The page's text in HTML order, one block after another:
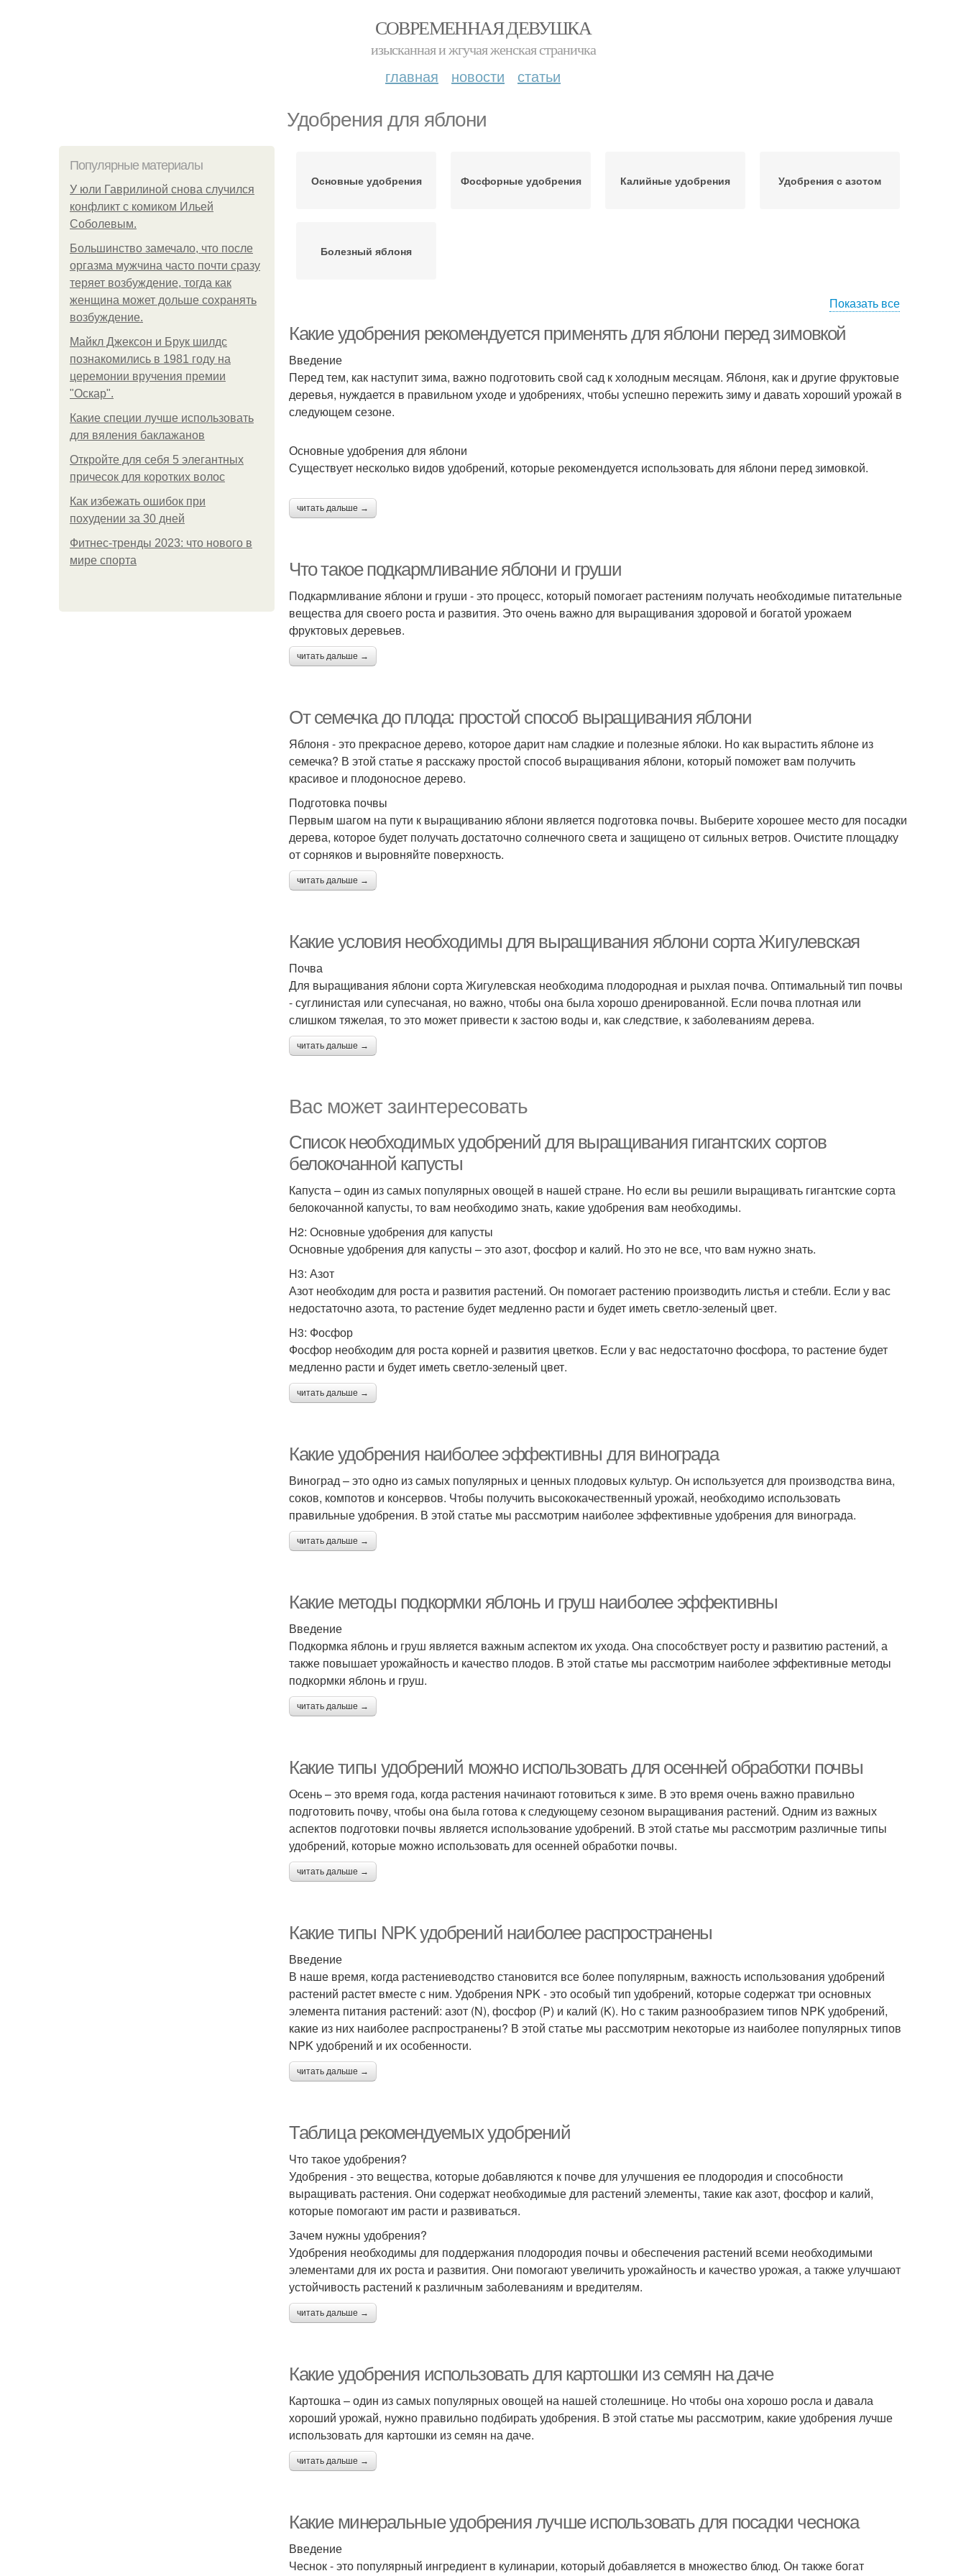
СОВРЕМЕННАЯ ДЕВУШКА
изысканная и жгучая женская страничка
главная новости статьи
Удобрения для яблони
Популярные материалы
У юли Гаврилиной снова случился
конфликт с комиком Ильей
Соболевым.
Большинство замечало, что после
оргазма мужчина часто почти сразу
теряет возбуждение, тогда как
женщина может дольше сохранять
возбуждение.
Майкл Джексон и Брук шилдс
познакомились в 1981 году на
церемонии вручения премии
"Оскар".
Какие специи лучше использовать
для вяления баклажанов
Откройте для себя 5 элегантных
причесок для коротких волос
Как избежать ошибок при
похудении за 30 дней
Фитнес-тренды 2023: что нового в
мире спорта
Основные удобрения Фосфорные удобрения Калийные удобрения Удобрения с азотом
Болезный яблоня
Показать все
Какие удобрения рекомендуется применять для яблони перед зимовкой
Введение
Перед тем, как наступит зима, важно подготовить свой сад к холодным месяцам. Яблоня, как и другие фруктовые
деревья, нуждается в правильном уходе и удобрениях, чтобы успешно пережить зиму и давать хороший урожай в
следующем сезоне.
Основные удобрения для яблони
Существует несколько видов удобрений, которые рекомендуется использовать для яблони перед зимовкой.
читать дальше →
Что такое подкармливание яблони и груши
Подкармливание яблони и груши - это процесс, который помогает растениям получать необходимые питательные
вещества для своего роста и развития. Это очень важно для выращивания здоровой и богатой урожаем
фруктовых деревьев.
читать дальше →
От семечка до плода: простой способ выращивания яблони
Яблоня - это прекрасное дерево, которое дарит нам сладкие и полезные яблоки. Но как вырастить яблоне из
семечка? В этой статье я расскажу простой способ выращивания яблони, который поможет вам получить
красивое и плодоносное дерево.
Подготовка почвы
Первым шагом на пути к выращиванию яблони является подготовка почвы. Выберите хорошее место для посадки
дерева, которое будет получать достаточно солнечного света и защищено от сильных ветров. Очистите площадку
от сорняков и выровняйте поверхность.
читать дальше →
Какие условия необходимы для выращивания яблони сорта Жигулевская
Почва
Для выращивания яблони сорта Жигулевская необходима плодородная и рыхлая почва. Оптимальный тип почвы
- суглинистая или супесчаная, но важно, чтобы она была хорошо дренированной. Если почва плотная или
слишком тяжелая, то это может привести к застою воды и, как следствие, к заболеваниям дерева.
читать дальше →
Вас может заинтересовать
Список необходимых удобрений для выращивания гигантских сортов
белокочанной капусты
Капуста – один из самых популярных овощей в нашей стране. Но если вы решили выращивать гигантские сорта
белокочанной капусты, то вам необходимо знать, какие удобрения вам необходимы.
H2: Основные удобрения для капусты
Основные удобрения для капусты – это азот, фосфор и калий. Но это не все, что вам нужно знать.
H3: Азот
Азот необходим для роста и развития растений. Он помогает растению производить листья и стебли. Если у вас
недостаточно азота, то растение будет медленно расти и будет иметь светло-зеленый цвет.
H3: Фосфор
Фосфор необходим для роста корней и развития цветков. Если у вас недостаточно фосфора, то растение будет
медленно расти и будет иметь светло-зеленый цвет.
читать дальше →
Какие удобрения наиболее эффективны для винограда
Виноград – это одно из самых популярных и ценных плодовых культур. Он используется для производства вина,
соков, компотов и консервов. Чтобы получить высококачественный урожай, необходимо использовать
правильные удобрения. В этой статье мы рассмотрим наиболее эффективные удобрения для винограда.
читать дальше →
Какие методы подкормки яблонь и груш наиболее эффективны
Введение
Подкормка яблонь и груш является важным аспектом их ухода. Она способствует росту и развитию растений, а
также повышает урожайность и качество плодов. В этой статье мы рассмотрим наиболее эффективные методы
подкормки яблонь и груш.
читать дальше →
Какие типы удобрений можно использовать для осенней обработки почвы
Осень – это время года, когда растения начинают готовиться к зиме. В это время очень важно правильно
подготовить почву, чтобы она была готова к следующему сезоном выращивания растений. Одним из важных
аспектов подготовки почвы является использование удобрений. В этой статье мы рассмотрим различные типы
удобрений, которые можно использовать для осенней обработки почвы.
читать дальше →
Какие типы NPK удобрений наиболее распространены
Введение
В наше время, когда растениеводство становится все более популярным, важность использования удобрений
растений растет вместе с ним. Удобрения NPK - это особый тип удобрений, которые содержат три основных
элемента питания растений: азот (N), фосфор (P) и калий (K). Но с таким разнообразием типов NPK удобрений,
какие из них наиболее распространены? В этой статье мы рассмотрим некоторые из наиболее популярных типов
NPK удобрений и их особенности.
читать дальше →
Таблица рекомендуемых удобрений
Что такое удобрения?
Удобрения - это вещества, которые добавляются к почве для улучшения ее плодородия и способности
выращивать растения. Они содержат необходимые для растений элементы, такие как азот, фосфор и калий,
которые помогают им расти и развиваться.
Зачем нужны удобрения?
Удобрения необходимы для поддержания плодородия почвы и обеспечения растений всеми необходимыми
элементами для их роста и развития. Они помогают увеличить урожайность и качество урожая, а также улучшают
устойчивость растений к различным заболеваниям и вредителям.
читать дальше →
Какие удобрения использовать для картошки из семян на даче
Картошка – один из самых популярных овощей на нашей столешнице. Но чтобы она хорошо росла и давала
хороший урожай, нужно правильно подбирать удобрения. В этой статье мы рассмотрим, какие удобрения лучше
использовать для картошки из семян на даче.
читать дальше →
Какие минеральные удобрения лучше использовать для посадки чеснока
Введение
Чеснок - это популярный ингредиент в кулинарии, который добавляется в множество блюд. Он также богат